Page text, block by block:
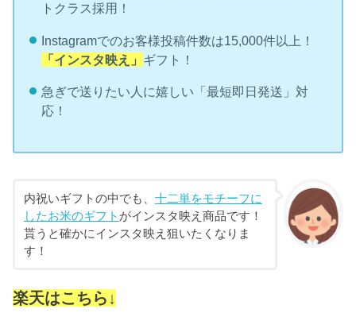
トクラス採用！
Instagramでのお客様投稿件数は15,000件以上！
「インスタ映え」 ギフト！
急ぎで送りたい人に嬉しい「最短即日発送」対
応！
内祝いギフトの中でも、 十二単をモチーフに
したお米のギフト がインスタ映え商品です！
貰うと確かにインスタ映え狙いたくなりま
す！
楽天はこちら↓